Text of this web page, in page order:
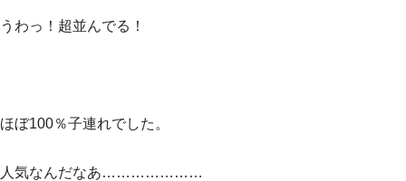
うわっ！超並んでる！
ほぼ100％子連れでした。
人気なんだなあ…………………